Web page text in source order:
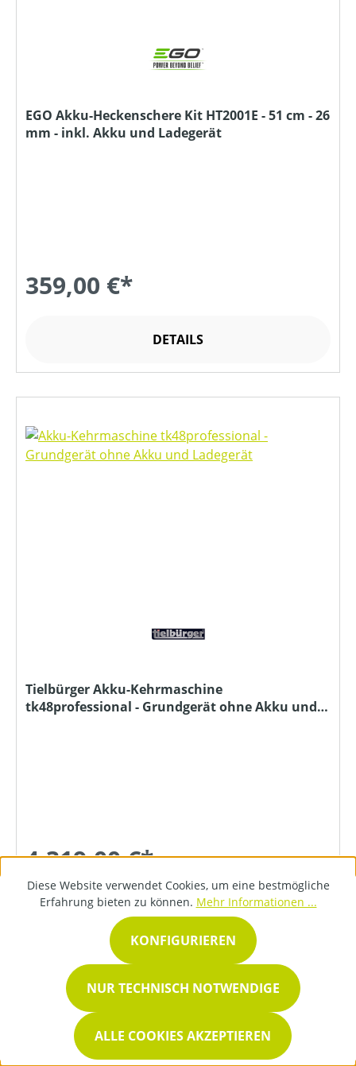
EGO Akku-Heckenschere Kit HT2001E - 51 cm - 26
mm - inkl. Akku und Ladegerät
359,00 €*
DETAILS
Tielbürger Akku-Kehrmaschine
tk48professional - Grundgerät ohne Akku und
4.319,00 €*
DETAILS
Diese Website verwendet Cookies, um eine bestmögliche
Erfahrung bieten zu können. Mehr Informationen ...
NUR TECHNISCH NOTWENDIGE
KONFIGURIEREN
ALLE COOKIES AKZEPTIEREN